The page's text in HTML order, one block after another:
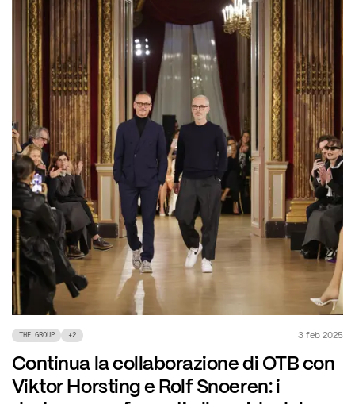
THE GROUP +2 3 feb 2025
Continua la collaborazione di OTB con
Viktor Horsting e Rolf Snoeren: i